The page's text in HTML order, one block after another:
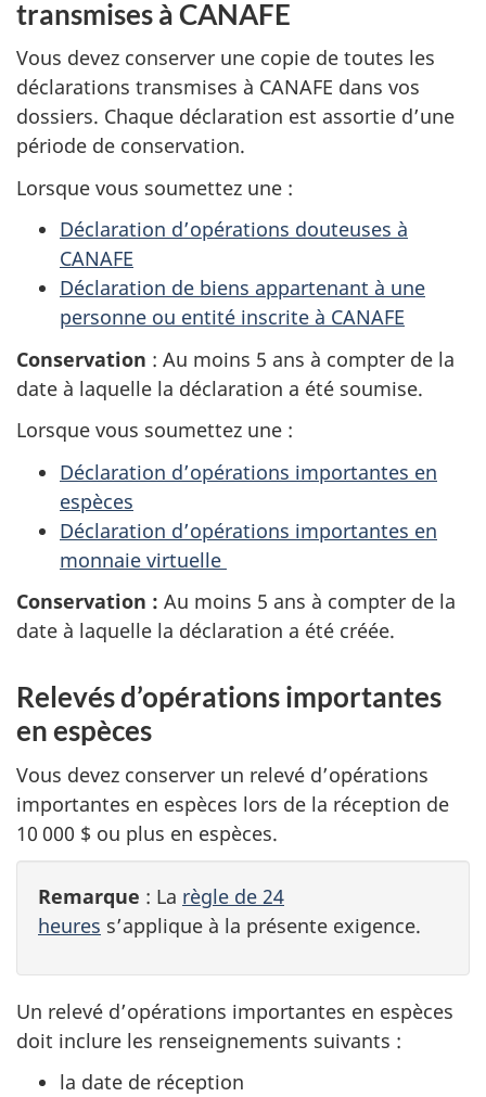
transmises à CANAFE
Vous devez conserver une copie de toutes les
déclarations transmises à CANAFE dans vos
dossiers. Chaque déclaration est assortie d’une
période de conservation.
Lorsque vous soumettez une :
Déclaration d’opérations douteuses à
CANAFE
Déclaration de biens appartenant à une
personne ou entité inscrite à CANAFE
Conservation : Au moins 5 ans à compter de la
date à laquelle la déclaration a été soumise.
Lorsque vous soumettez une :
Déclaration d’opérations importantes en
espèces
Déclaration d’opérations importantes en
monnaie virtuelle
Conservation : Au moins 5 ans à compter de la
date à laquelle la déclaration a été créée.
Relevés d’opérations importantes
en espèces
Vous devez conserver un relevé d’opérations
importantes en espèces lors de la réception de
10 000 $ ou plus en espèces.
Remarque : La règle de 24
heures s’applique à la présente exigence.
Un relevé d’opérations importantes en espèces
doit inclure les renseignements suivants :
la date de réception